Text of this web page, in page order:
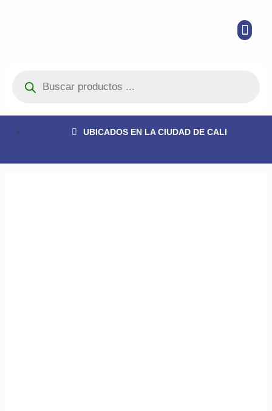
productos
UBICADOS EN LA CIUDAD DE CALI